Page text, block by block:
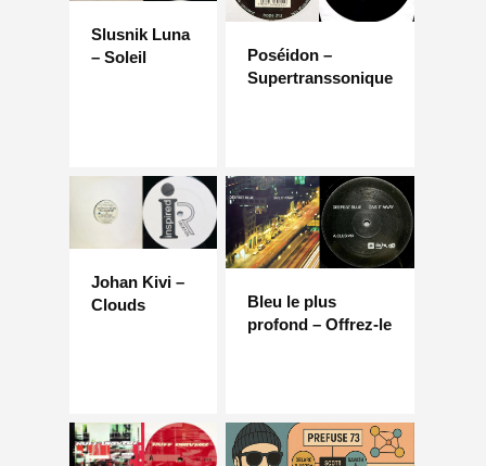
Slusnik Luna
– Soleil
Poséidon –
Supertranssonique
Johan Kivi –
Clouds
Bleu le plus
profond – Offrez-le